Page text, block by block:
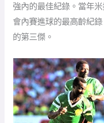
強內的最佳紀錄。當年
會內賽進球的最高齡紀
的第三傑。